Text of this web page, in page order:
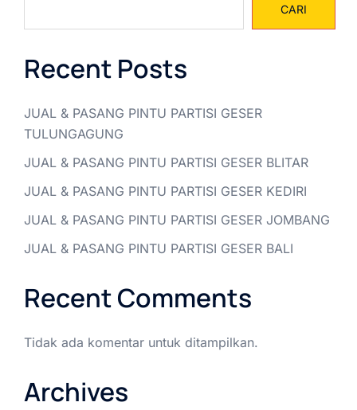
CARI
Recent Posts
JUAL & PASANG PINTU PARTISI GESER
TULUNGAGUNG
JUAL & PASANG PINTU PARTISI GESER BLITAR
JUAL & PASANG PINTU PARTISI GESER KEDIRI
JUAL & PASANG PINTU PARTISI GESER JOMBANG
JUAL & PASANG PINTU PARTISI GESER BALI
Recent Comments
Tidak ada komentar untuk ditampilkan.
Archives